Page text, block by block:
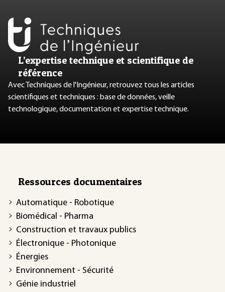
L’expertise technique et scientifique de
référence
Avec Techniques de l'Ingénieur, retrouvez tous les articles
scientifiques et techniques : base de données, veille
technologique, documentation et expertise technique.
Ressources documentaires
Automatique - Robotique
Biomédical - Pharma
Construction et travaux publics
Électronique - Photonique
Énergies
Environnement - Sécurité
Génie industriel